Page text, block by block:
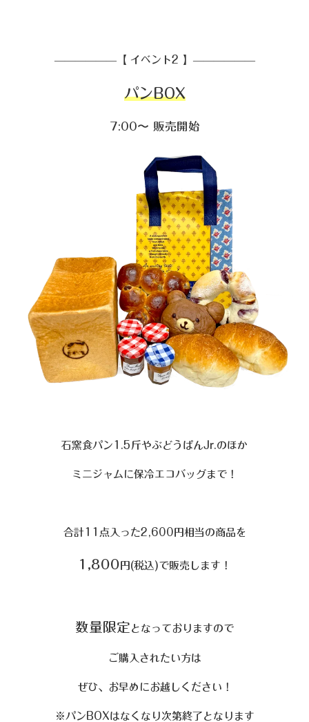
——————【 イベント2 】——————
パンBOX
7:00〜 販売開始
石窯食パン1.5斤やぶどうぱんJr.のほか
ミニジャムに保冷エコバッグまで！
合計11点入った2,600円相当の商品を
1,800 円(税込)で販売します！
数量限定 となっておりますので
ご購入されたい方は
ぜひ、お早めにお越しください！
※パンBOXはなくなり次第終了となります